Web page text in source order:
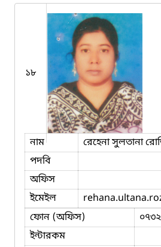
১৮
নাম
রেহেনা সুলতানা
পদবি
অফিস
ইমেইল
ফোন (অফিস)
ইন্টারকম